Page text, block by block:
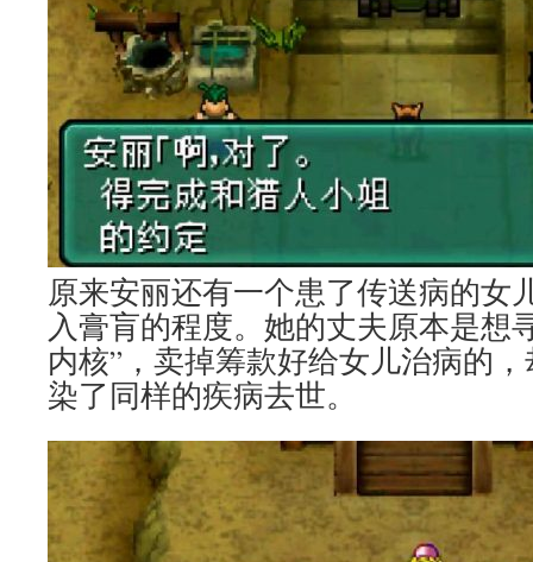
原来安丽还有一个患了传送病的女
入膏肓的程度。她的丈夫原本是想
内核”，卖掉筹款好给女儿治病的
染了同样的疾病去世。